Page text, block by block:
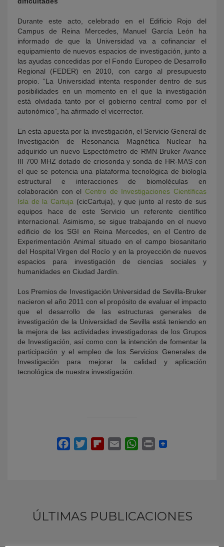
Durante este acto, celebrado en el Edificio Rojo del
Campus de Reina Mercedes, Manuel García León ha
informado de que la Universidad va a cofinanciar el
equipamiento de nuevos espacios de investigación, junto a
las ayudas concedidas por el Fondo Europeo de Desarrollo
Regional (FEDER) en 2010, con cargo al presupuesto
propio. “La Universidad intenta responder dentro de sus
posibilidades en un momento en el que la investigación
está olvidada tanto por el gobierno central como por el
autonómico”, ha afirmado el vicerrector.
En esta apuesta por la investigación, el Servicio General de
Investigación de Resonancia Magnética Nuclear ha
adquirido un nuevo Espectómetro de RMN Bruker Avance
III 700 MHZ dotado de criosonda y sonda de HR-MAS con
el que se potencia una plataforma tecnológica de biología
estructural e interacciones de biomoléculas en
colaboración con el Centro de Investigaciones Científicas
Isla de la Cartuja (cicCartuja), y que junto al resto de sus
equipos hace de este Servicio un referente científico
internacional. Asimismo, se sigue trabajando en el nuevo
edificio de los SGI en Reina Mercedes, en el Centro de
Experimentación Animal situado en el campo biosanitario
del Hospital Virgen del Rocío y en la proyección de nuevos
espacios para investigación de ciencias sociales y
humanidades en Ciudad Jardín.
Los Premios de Investigación Universidad de Sevilla-Bruker
nacieron el año 2011 con el propósito de evaluar el impacto
que el desarrollo de las estructuras generales de
investigación de la Universidad de Sevilla está teniendo en
la mejora de las actividades investigadoras de los Grupos
de Investigación, así como con la intención de fomentar la
participación y el empleo de los Servicios Generales de
Investigación para mejorar la calidad y aplicación
tecnológica de nuestra investigación.
ÚLTIMAS PUBLICACIONES